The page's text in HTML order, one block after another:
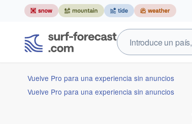
Vuelve Pro para una experiencia sin anuncios
Vuelve Pro para una experiencia sin anuncios